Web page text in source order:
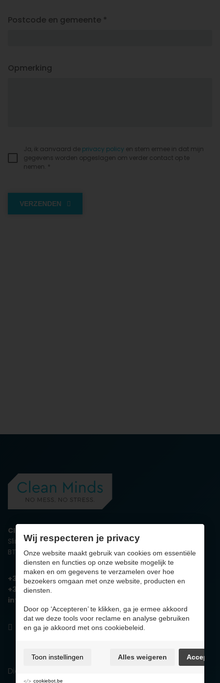
Postcode en gemeente *
Opmerking
Ja, ik aanvaard de privacy policy en stem ermee in dat mijn
gegevens worden opgeslagen om verder contact op te
nemen. *
VERZENDEN
Clean Minds
Slingerweg 4, 3600 Genk
BTW BE0732.913.390
+32 89 629 324
+32 485 55 55 62
info@cleanminds.be
Diensten
Wij respecteren je privacy
Onze website maakt gebruik van cookies om essentiële
diensten en functies op onze website mogelijk te
maken en om gegevens te verzamelen over hoe
bezoekers omgaan met onze website, producten en
diensten.
Door op ‘Accepteren’ te klikken, ga je ermee akkoord
dat we deze tools voor reclame en analyse gebruiken
en ga je akkoord met ons cookiebeleid.
Toon instellingen Alles weigeren
cookiebot.be